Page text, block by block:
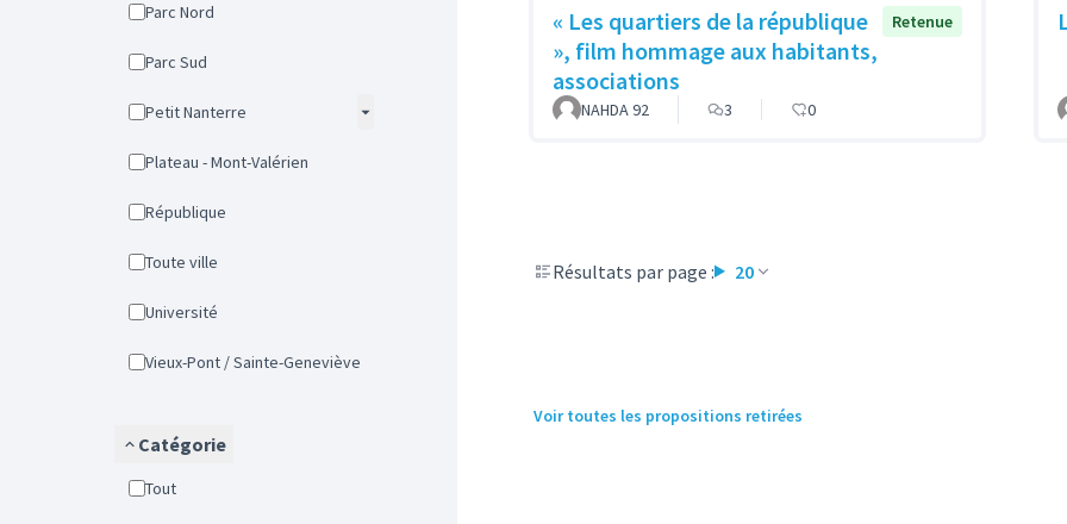
Parc Nord
Parc Sud
Petit Nanterre
Plateau - Mont-Valérien
République
Toute ville
Université
Vieux-Pont / Sainte-Geneviève
Catégorie
Tout
« Les quartiers de la république
», film hommage aux habitants,
associations
Retenue
NAHDA 92 3 0
Résultats par page : 20
Voir toutes les propositions retirées